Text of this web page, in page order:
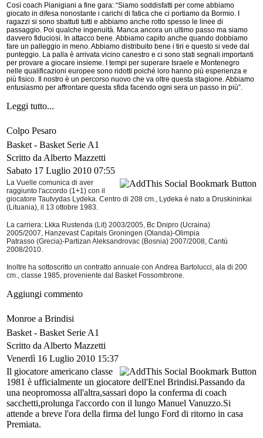
Così coach Pianigiani a fine gara: “Siamo soddisfatti per come abbiamo
giocato in difesa nonostante i carichi di fatica che ci portiamo da Bormio. I
ragazzi si sono sbattuti tutti e abbiamo anche rotto spesso le linee di
passaggio. Poi qualche ingenuità. Manca ancora un ultimo passo ma siamo
davvero fiduciosi. In attacco bene. Abbiamo capito anche quando dobbiamo
fare un palleggio in meno. Abbiamo distribuito bene i tiri e questo si vede dal
punteggio. La palla è arrivata vicino canestro e ci sono stati segnali importanti
per provare a giocare insieme. I tempi per superare Israele e Montenegro
nelle qualificazioni europee sono ridotti poiché loro hanno più esperienza e
più fisico. Il nostro è un percorso nuovo che va oltre questa stagione. Abbiamo
entusiasmo per affrontare questa sfida facendo ogni sera un passo in più”.
Leggi tutto...
Colpo Pesaro
Basket - Basket Serie A1
Scritto da Alberto Mazzetti
Sabato 17 Luglio 2010 07:55
La Vuelle comunica di aver
raggiunto l'accordo (1+1) con il
giocatore Tautvydas Lydeka. Centro di 208 cm., Lydeka è nato a Druskininkai
(Lituania), il 13 ottobre 1983.
La carriera: Lkka Rustenda (Lit) 2003/2005, Bc Dnipro (Ucraina)
2005/2007, Hanzevast Capitals Groningen (Olanda)-Olimpia
Patrasso (Grecia)-Partizan Aleksandrovac (Bosnia) 2007/2008, Cantù
2008/2010.
Inoltre ha sottoscritto un contratto annuale con Andrea Bartolucci, ala di 200
cm., classe 1985, proveniente dal Basket Fossombrone.
Aggiungi commento
Monroe a Brindisi
Basket - Basket Serie A1
Scritto da Alberto Mazzetti
Venerdì 16 Luglio 2010 15:37
Il giocatore americano classe
1981 è ufficialmente un giocatore dell'Enel Brindisi.Passando da
una neopromossa all'altra,sassari dopo la conferma di coach
sacchetti,prolunga l'accordo con il lungo Manuel Vanuzzo.Si
attende a breve l'ora della firma del lungo Ford di ritorno in casa
Premiata.